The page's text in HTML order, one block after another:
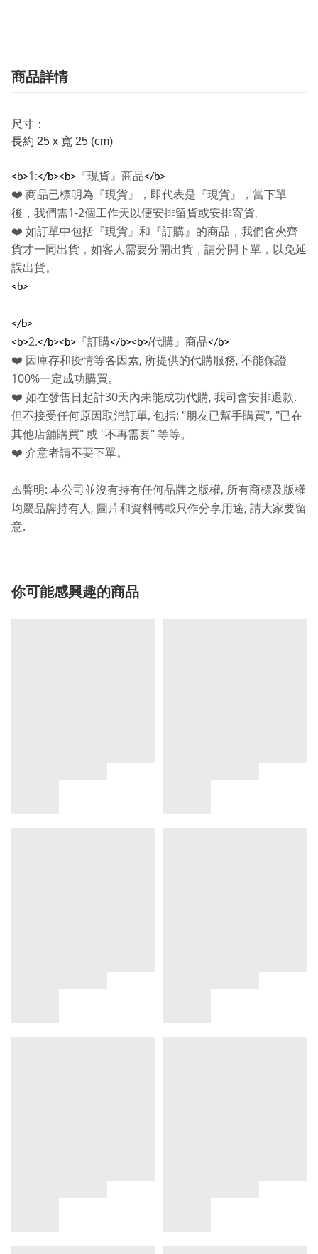
商品詳情
尺寸：
長約 25 x 寬 25 (cm)
<b>1:</b><b> 『現貨』商品</b>
❤️ 商品已標明為『現貨』，即代表是『現貨』，當下單
後，我們需1-2個工作天以便安排留貨或安排寄貨。
❤️ 如訂單中包括『現貨』和『訂購』的商品，我們會夾齊
貨才一同出貨，如客人需要分開出貨，請分開下單，以免延
誤出貨。
<b>
</b>
<b>2.</b><b> 『訂購</b><b>/代購』商品</b>
❤️ 因庫存和疫情等各因素, 所提供的代購服務, 不能保證
100%一定成功購買。
❤️ 如在發售日起計30天內未能成功代購, 我司會安排退款.
但不接受任何原因取消訂單, 包括: "朋友已幫手購買", "已在
其他店舖購買" 或 "不再需要" 等等。
❤️ 介意者請不要下單。
⚠️聲明: 本公司並沒有持有任何品牌之版權, 所有商標及版權
均屬品牌持有人 , 圖片和資料轉載只作分享用途, 請大家要留
意.
你可能感興趣的商品